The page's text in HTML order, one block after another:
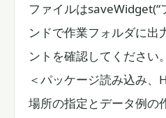
ファイルは
ンドで作業フォルダに出
ントを確認してください。
＜パッケージ読み込み、
場所の指定とデータ例の